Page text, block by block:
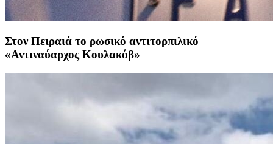
Στον Πειραιά το ρωσικό αντιτορπιλικό
«Αντιναύαρχος Κουλακόβ»